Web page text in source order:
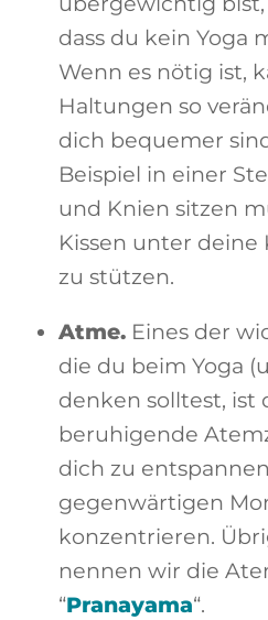
dass du kein Yoga
Wenn es nötig ist,
Haltungen so
dich bequemer
Beispiel in einer
und Knien sitzen
Kissen unter deine
zu stützen.
Atme. Eines der
die du beim Yoga
denken solltest, ist
beruhigende
dich zu
gegenwärtigen
konzentrieren.
nennen wir die
“Pranayama“.